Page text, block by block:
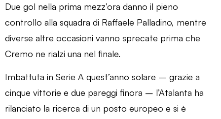
Due gol nella prima mezz’ora danno il pieno
controllo alla squadra di Raffaele Palladino, mentre
diverse altre occasioni vanno sprecate prima che
Cremo ne rialzi una nel finale.
Imbattuta in Serie A quest’anno solare – grazie a
cinque vittorie e due pareggi finora – l’Atalanta ha
rilanciato la ricerca di un posto europeo e si è